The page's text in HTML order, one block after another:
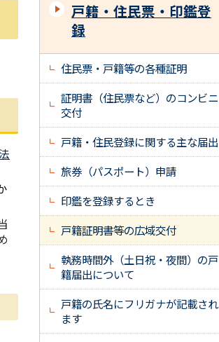
戸籍・住民票・印鑑登
録
住民票・戸籍等の各種証明
証明書（住民票など）のコンビニ
交付
戸籍・住民登録に関する主な届出
旅券（パスポート）申請
印鑑を登録するとき
戸籍証明書等の広域交付
執務時間外（土日祝・夜間）の戸
籍届出について
戸籍の氏名にフリガナが記載され
ます